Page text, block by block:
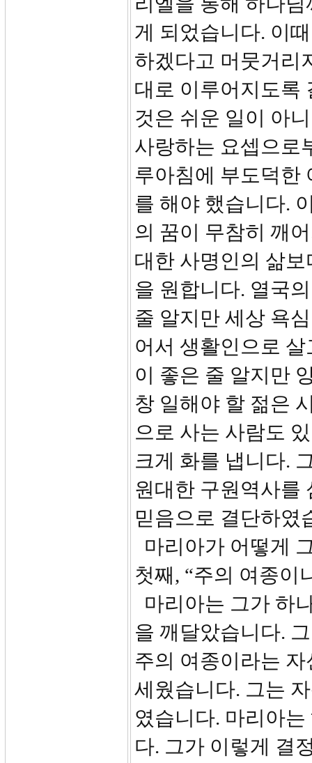
게 되었습니다. 이
하겠다고 머뭇거리
대로 이루어지도록
것은 쉬운 일이 아
사랑하는 요셉으로
루아침에 부도덕한
를 해야 했습니다.
의 꿈이 무참히 깨
대한 사명인의 삶
을 원합니다. 열국
줄 알지만 세상 욕
어서 생활인으로
이 좋은 줄 알지만
창 일해야 할 젊은
으로 사는 사람도
크게 화를 냅니다.
원대한 구원역사를
믿음으로 결단하였
마리아가 어떻게
첫째, “주의 여종이
마리아는 그가 하
을 깨달았습니다.
주의 여종이라는
세웠습니다. 그는
였습니다. 마리아
다. 그가 이렇게 결